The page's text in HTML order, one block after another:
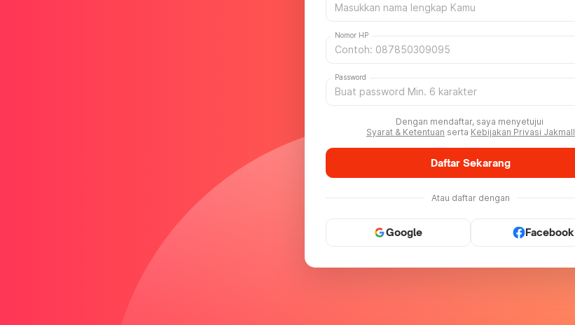
Nomor HP
Password
Dengan mendaftar, saya menyetujui
Syarat & Ketentuan serta Kebijakan Privasi Jakmall
Daftar Sekarang
Atau daftar dengan
Google Facebook